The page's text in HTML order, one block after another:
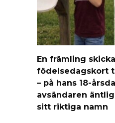
En främling
födelsedagskort
– på hans 18-
avsändaren
sitt riktiga namn